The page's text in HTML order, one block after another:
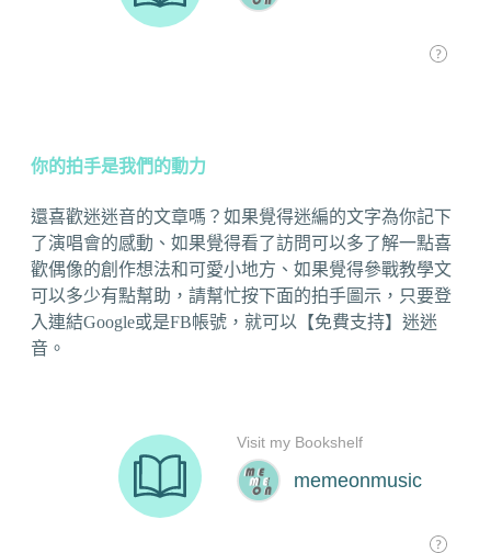
你的拍手是我們的動力
還喜歡迷迷音的文章嗎？如果覺得迷編的文字為你記下
了演唱會的感動、如果覺得看了訪問可以多了解一點喜
歡偶像的創作想法和可愛小地方、如果覺得參戰教學文
可以多少有點幫助，請幫忙按下面的拍手圖示，只要登
入連結Google或是FB帳號，就可以【免費支持】迷迷
音。